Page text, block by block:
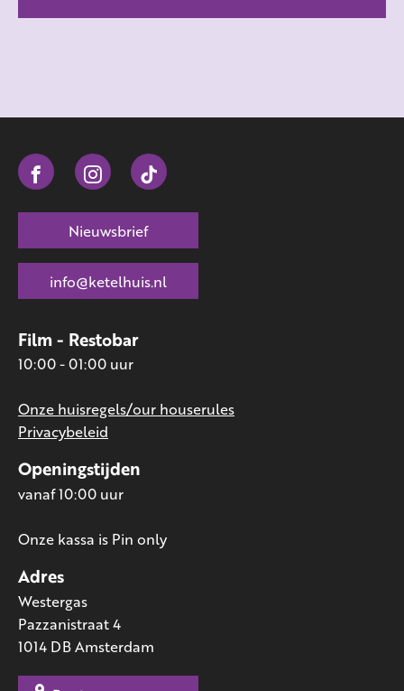
Adres
Westergas
Pazzanistraat 4
1014 DB Amsterdam
Openingstijden
vanaf 10:00 uur
Onze kassa is Pin only
Film - Restobar
10:00 - 01:00 uur
Onze huisregels/our houserules
Privacybeleid
Nieuwsbrief
info@ketelhuis.nl